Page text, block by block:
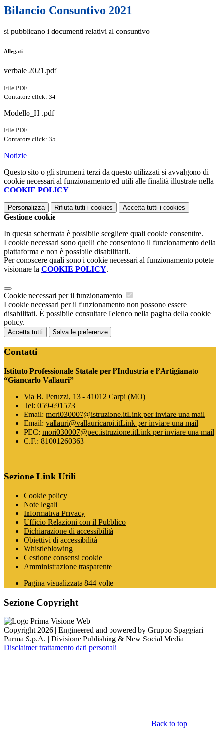
Bilancio Consuntivo 2021
si pubblicano i documenti relativi al consuntivo
Allegati
verbale 2021.pdf
File PDF
Contatore click: 34
Modello_H .pdf
File PDF
Contatore click: 35
Notizie
Questo sito o gli strumenti terzi da questo utilizzati si avvalgono di
cookie necessari al funzionamento ed utili alle finalità illustrate nella
COOKIE POLICY.
Personalizza Rifiuta tutti i cookies Accetta tutti i cookies
Gestione cookie
In questa schermata è possibile scegliere quali cookie consentire.
I cookie necessari sono quelli che consentono il funzionamento della
piattaforma e non è possibile disabilitarli.
Per conoscere quali sono i cookie necessari al funzionamento potete
visionare la COOKIE POLICY.
Cookie necessari per il funzionamento
I cookie necessari per il funzionamento non possono essere
disabilitati. È possibile consultare l'elenco nella pagina della cookie
policy.
Accetta tutti Salva le preferenze
Contatti
Istituto Professionale Statale per l’Industria e l’Artigianato
“Giancarlo Vallauri”
Via B. Peruzzi, 13 - 41012 Carpi (MO)
Tel: 059-691573
Email: mori030007@istruzione.itLink per inviare una mail
Email: vallauri@vallauricarpi.itLink per inviare una mail
PEC: mori030007@pec.istruzione.itLink per inviare una mail
C.F.: 81001260363
Sezione Link Utili
Cookie policy
Note legali
Informativa Privacy
Ufficio Relazioni con il Pubblico
Dichiarazione di accessibilità
Obiettivi di accessibilità
Whistleblowing
Gestione consensi cookie
Amministrazione trasparente
Pagina visualizzata 844 volte
Sezione Copyright
Copyright 2026 | Engineered and powered by Gruppo Spaggiari
Parma S.p.A. | Divisione Publishing & New Social Media
Disclaimer trattamento dati personali
Back to top